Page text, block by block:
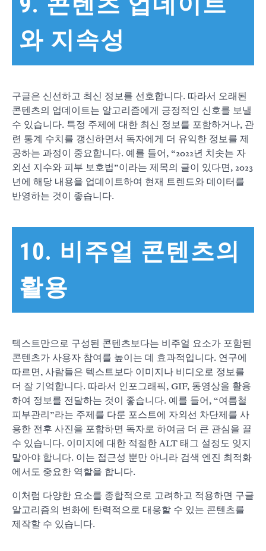
와 지속성
구글은 신선하고 최신 정보를 선호합니다. 따라서 오래된
콘텐츠의 업데이트는 알고리즘에게 긍정적인 신호를 보낼
수 있습니다. 특정 주제에 대한 최신 정보를 포함하거나, 관
련 통계 수치를 갱신하면서 독자에게 더 유익한 정보를 제
공하는 과정이 중요합니다. 예를 들어, “2022년 치솟는 자
외선 지수와 피부 보호법”이라는 제목의 글이 있다면, 2023
년에 해당 내용을 업데이트하여 현재 트렌드와 데이터를
반영하는 것이 좋습니다.
10. 비주얼 콘텐츠의
활용
텍스트만으로 구성된 콘텐츠보다는 비주얼 요소가 포함된
콘텐츠가 사용자 참여를 높이는 데 효과적입니다. 연구에
따르면, 사람들은 텍스트보다 이미지나 비디오로 정보를
더 잘 기억합니다. 따라서 인포그래픽, GIF, 동영상을 활용
하여 정보를 전달하는 것이 좋습니다. 예를 들어, “여름철
피부관리”라는 주제를 다룬 포스트에 자외선 차단제를 사
용한 전후 사진을 포함하면 독자로 하여금 더 큰 관심을 끌
수 있습니다. 이미지에 대한 적절한 ALT 태그 설정도 잊지
말아야 합니다. 이는 접근성 뿐만 아니라 검색 엔진 최적화
에서도 중요한 역할을 합니다.
이처럼 다양한 요소를 종합적으로 고려하고 적용하면 구글
알고리즘의 변화에 탄력적으로 대응할 수 있는 콘텐츠를
제작할 수 있습니다.